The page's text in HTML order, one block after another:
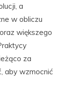
a
w obliczu
większego
za
aby wzmocnić